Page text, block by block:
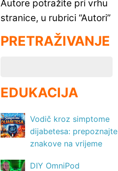
Autore potražite pri vrhu
stranice, u rubrici “Autori”
PRETRAŽIVANJE
EDUKACIJA
Vodič kroz simptome
dijabetesa: prepoznajte
znakove na vrijeme
DIY OmniPod